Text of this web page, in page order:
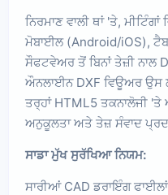
ਨਿਰਮਾਣ ਵਾਲੀ ਥਾਂ 'ਤੇ,
ਮੋਬਾਈਲ (Android/iOS),
ਸੌਫਟਵੇਅਰ ਤੋਂ ਬਿਨਾਂ ਤੇਜ਼ੀ
ਔਨਲਾਈਨ DXF ਵਿਊਅਰ
ਤਰ੍ਹਾਂ HTML5 ਤਕਨਾਲੋਜੀ 'ਤੇ
ਅਨੁਕੂਲਤਾ ਅਤੇ ਤੇਜ਼ ਸੰਵਾਦ
ਸਾਡਾ ਮੁੱਖ ਸੁਰੱਖਿਆ ਨਿਯਮ:
ਸਾਰੀਆਂ CAD ਡਰਾਇੰਗ